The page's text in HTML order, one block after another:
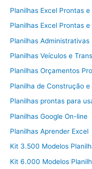
Planilhas Excel Prontas
Planilhas Excel Prontas
Planilhas Administrativas
Planilhas Veículos e
Planilhas Orçamentos
Planilha de Construção e
Planilhas prontas para
Planilhas Google On-line
Planilhas Aprender Excel
Kit 3.500 Modelos
Kit 6.000 Modelos